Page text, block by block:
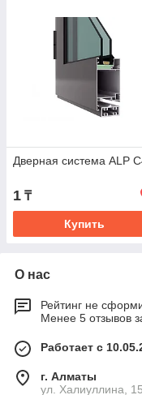
Дверная система ALP
1 ₸
Купить
О нас
Рейтинг не
Менее 5 отзывов
Работает с
г. Алматы
ул. Халиуллина,